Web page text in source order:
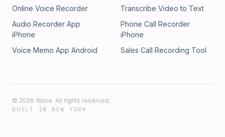
Online Voice Recorder
Transcribe Video to Text
Audio Recorder App
iPhone
Phone Call Recorder
iPhone
Voice Memo App Android
Sales Call Recording Tool
© 2026 Wave. All rights reserved.
BUILT IN NEW YORK